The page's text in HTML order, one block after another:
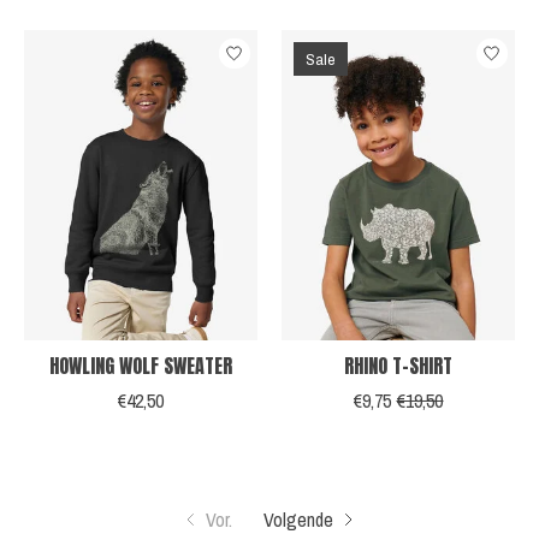
HOWLING WOLF SWEATER
€42,50
Sale
RHINO T-SHIRT
€9,75 €19,50
Vor. Volgende